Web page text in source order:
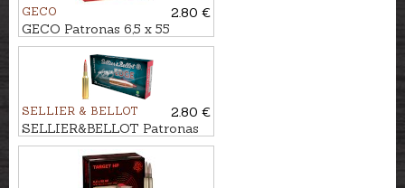
GECO
2.80 €
GECO Patronas 6,5 x 55
Express 9,1g
SELLIER & BELLOT
2.80 €
SELLIER&BELLOT Patronas
6,5 x 55 TXRG CUTTING
EDGE 7,8g